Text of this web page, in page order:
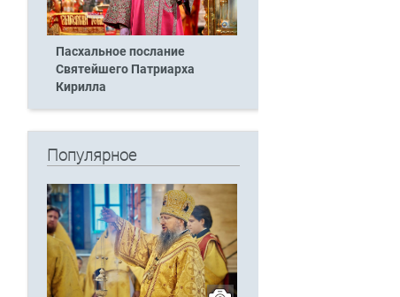
Пасхальное послание
Святейшего Патриарха
Кирилла
Популярное